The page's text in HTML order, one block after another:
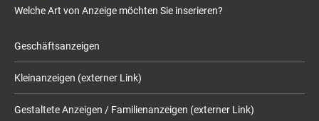
Welche Art von Anzeige möchten Sie inserieren?
Geschäftsanzeigen
Kleinanzeigen (externer Link)
Gestaltete Anzeigen / Familienanzeigen (externer Link)